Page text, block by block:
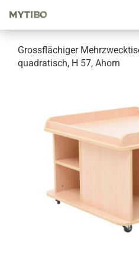
Grossflächiger
quadratisch, H 57, Ahorn